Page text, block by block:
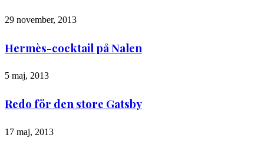
29 november, 2013
Hermès-cocktail på Nalen
5 maj, 2013
Redo för den store Gatsby
17 maj, 2013